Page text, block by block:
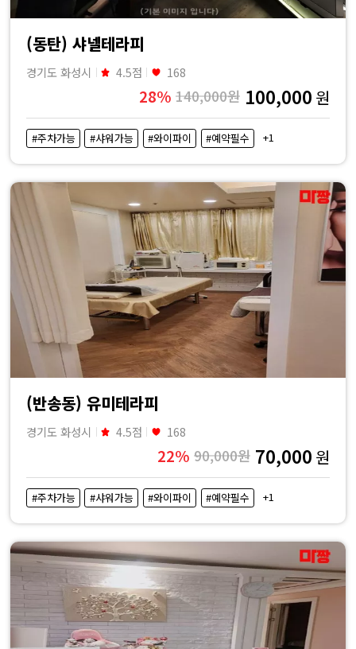
(동탄) 샤넬테라피
경기도 화성시 4.5점 168
28% 140,000원 100,000 원
#주차가능 #샤워가능 #와이파이 #예약필수 +1
(반송동) 유미테라피
경기도 화성시 4.5점 168
22% 90,000원 70,000 원
#주차가능 #샤워가능 #와이파이 #예약필수 +1